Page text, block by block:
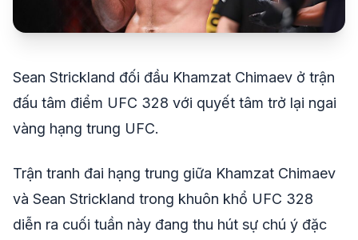
Sean Strickland đối đầu Khamzat Chimaev ở trận
đấu tâm điểm UFC 328 với quyết tâm trở lại ngai
vàng hạng trung UFC.
Trận tranh đai hạng trung giữa Khamzat Chimaev
và Sean Strickland trong khuôn khổ UFC 328
diễn ra cuối tuần này đang thu hút sự chú ý đặc